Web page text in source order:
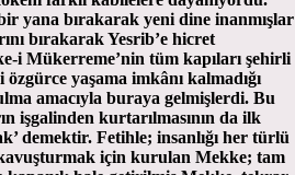
yana bırakarak yeni dine inanmışlar
bırakarak Yesrib’e hicret
i Mükerreme’nin tüm kapıları şehirli
yaşama imkânı kalmadığı
amacıyla buraya gelmişlerdi. Bu
işgalinden kurtarılmasının da ilk
demektir. Fetihle; insanlığı her türlü
için kurulan Mekke; tam